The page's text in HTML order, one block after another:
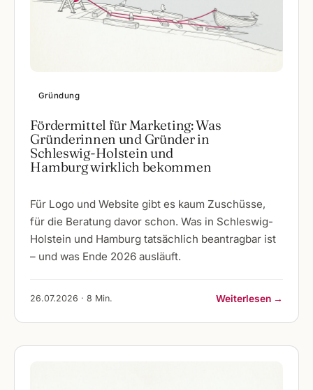
Gründung
Fördermittel für Marketing: Was
Gründerinnen und Gründer in
Schleswig-Holstein und
Hamburg wirklich bekommen
Für Logo und Website gibt es kaum Zuschüsse,
für die Beratung davor schon. Was in Schleswig-
Holstein und Hamburg tatsächlich beantragbar ist
– und was Ende 2026 ausläuft.
26.07.2026 · 8 Min. Weiterlesen →